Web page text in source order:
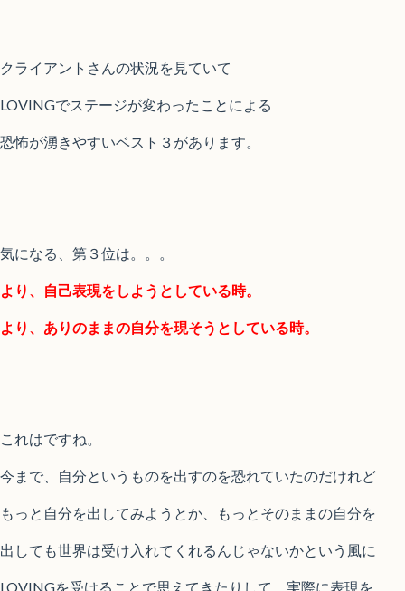
クライアントさんの状況を見ていて
LOVINGでステージが変わったことによる
恐怖が湧きやすいベスト３があります。
気になる、第３位は。。。
より、自己表現をしようとしている時。
より、ありのままの自分を現そうとしている時。
これはですね。
今まで、自分というものを出すのを恐れていたのだけれど
もっと自分を出してみようとか、もっとそのままの自分を
出しても世界は受け入れてくれるんじゃないかという風に
LOVINGを受けることで思えてきたりして、実際に表現を